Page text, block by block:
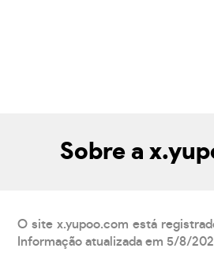
Sobre a
O site x.yupoo.com está
Informação atualizada em 5/8/